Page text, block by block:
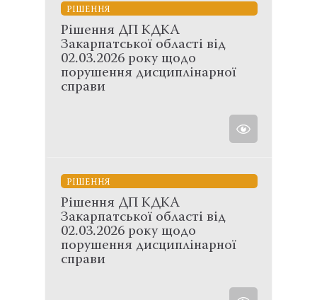
РІШЕННЯ
Рішення ДП КДКА
Закарпатської області від
02.03.2026 року щодо
порушення дисциплінарної
справи
РІШЕННЯ
Рішення ДП КДКА
Закарпатської області від
02.03.2026 року щодо
порушення дисциплінарної
справи